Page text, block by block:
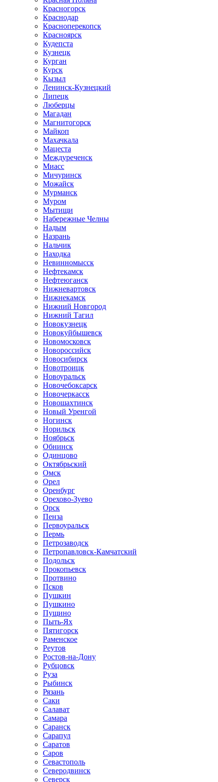
Красногорск
Краснодар
Красноперекопск
Красноярск
Кудепста
Кузнецк
Курган
Курск
Кызыл
Ленинск-Кузнецкий
Липецк
Люберцы
Магадан
Магнитогорск
Майкоп
Махачкала
Мацеста
Междуреченск
Миасс
Мичуринск
Можайск
Мурманск
Муром
Мытищи
Набережные Челны
Надым
Назрань
Нальчик
Находка
Невинномысск
Нефтекамск
Нефтеюганск
Нижневартовск
Нижнекамск
Нижний Новгород
Нижний Тагил
Новокузнецк
Новокуйбышевск
Новомосковск
Новороссийск
Новосибирск
Новотроицк
Новоуральск
Новочебоксарск
Новочеркасск
Новошахтинск
Новый Уренгой
Ногинск
Норильск
Ноябрьск
Обнинск
Одинцово
Октябрьский
Омск
Орел
Оренбург
Орехово-Зуево
Орск
Пенза
Первоуральск
Пермь
Петрозаводск
Петропавловск-Камчатский
Подольск
Прокопьевск
Протвино
Псков
Пушкин
Пушкино
Пущино
Пыть-Ях
Пятигорск
Раменское
Реутов
Ростов-на-Дону
Рубцовск
Руза
Рыбинск
Рязань
Саки
Салават
Самара
Саранск
Сарапул
Саратов
Саров
Севастополь
Северодвинск
Северск